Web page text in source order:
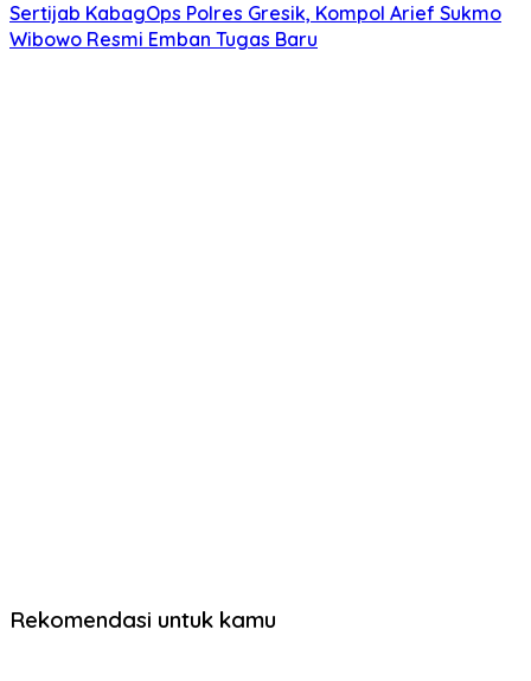
Sertijab KabagOps Polres Gresik, Kompol Arief Sukmo
Wibowo Resmi Emban Tugas Baru
Rekomendasi untuk kamu